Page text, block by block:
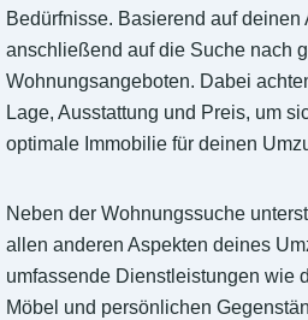
Bedürfnisse. Basierend auf
anschließend auf die Suche nach
Wohnungsangeboten. Dabei
Lage, Ausstattung und Preis, um
optimale Immobilie für deinen
Neben der Wohnungssuche
allen anderen Aspekten deines
umfassende Dienstleistungen wie
Möbel und persönlichen